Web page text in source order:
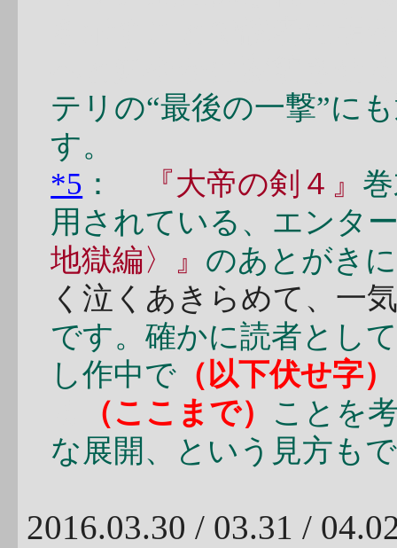
テリの“最後の一撃”に
す。
*5 ： 『大帝の剣４』
用されている、エンタ
地獄編〉』 のあとがき
く泣くあきらめて、一
です。確かに読者とし
し作中で （以下伏せ字）
（ここまで） ことを
な展開、という見方も
2016.03.30 / 03.31 /